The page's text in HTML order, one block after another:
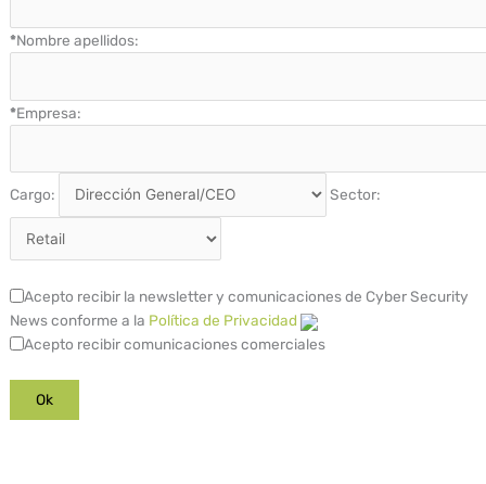
*Nombre apellidos:
*Empresa:
Cargo: Sector:
Acepto recibir la newsletter y comunicaciones de Cyber Security
News conforme a la Política de Privacidad
Acepto recibir comunicaciones comerciales